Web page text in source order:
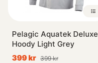
Pelagic Aquatek Deluxe
Hoody Light Grey
399 kr 399 kr